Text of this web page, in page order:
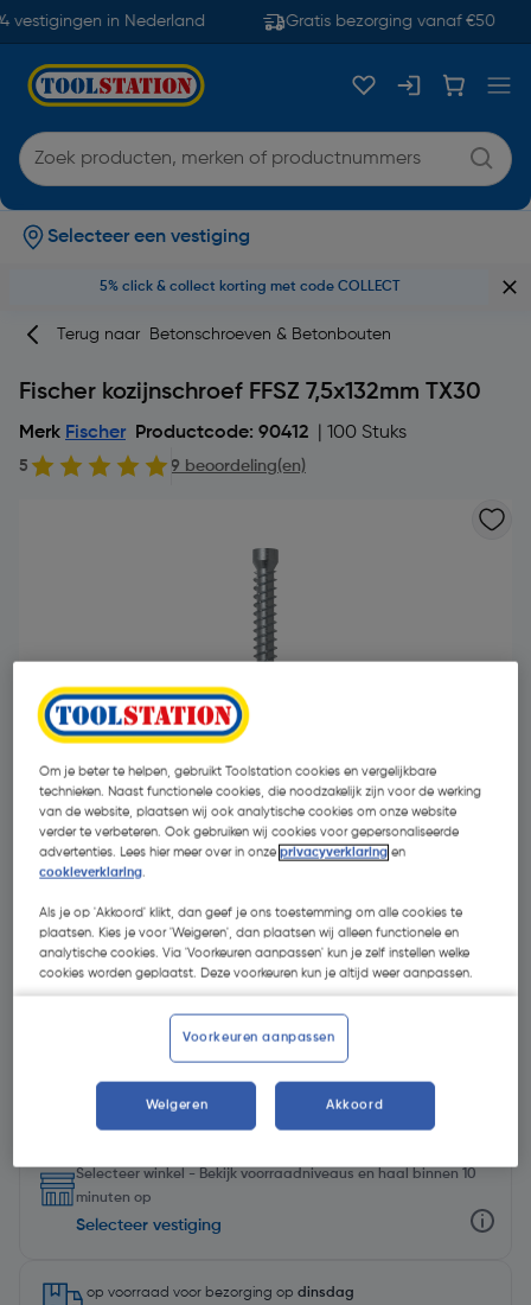
vestigingen in Nederland Gratis bezorging vanaf €50
Selecteer een vestiging
5% click & collect korting met code COLLECT
Terug naar Betonschroeven & Betonbouten
Fischer kozijnschroef FFSZ 7,5x132mm TX30
Merk Fischer Productcode: 90412 | 100 Stuks
5 9 beoordeling(en)
€ 66,29
€ 63,94| Excl. btw € 52,84
Kies productvariant(5)
Selecteer winkel - Bekijk voorraadniveaus en haal binnen 10
minuten op
Selecteer vestiging
op voorraad voor bezorging op dinsdag
Om je beter te helpen, gebruikt Toolstation cookies en vergelijkbare
technieken. Naast functionele cookies, die noodzakelijk zijn voor de werking
van de website, plaatsen wij ook analytische cookies om onze website
verder te verbeteren. Ook gebruiken wij cookies voor gepersonaliseerde
advertenties. Lees hier meer over in onzeprivacyverklaring en
cookieverklaring.
Als je op 'Akkoord' klikt, dan geef je ons toestemming om alle cookies te
plaatsen. Kies je voor 'Weigeren', dan plaatsen wij alleen functionele en
analytische cookies. Via 'Voorkeuren aanpassen' kun je zelf instellen welke
cookies worden geplaatst. Deze voorkeuren kun je altijd weer aanpassen.
Voorkeuren aanpassen
Weigeren Akkoord